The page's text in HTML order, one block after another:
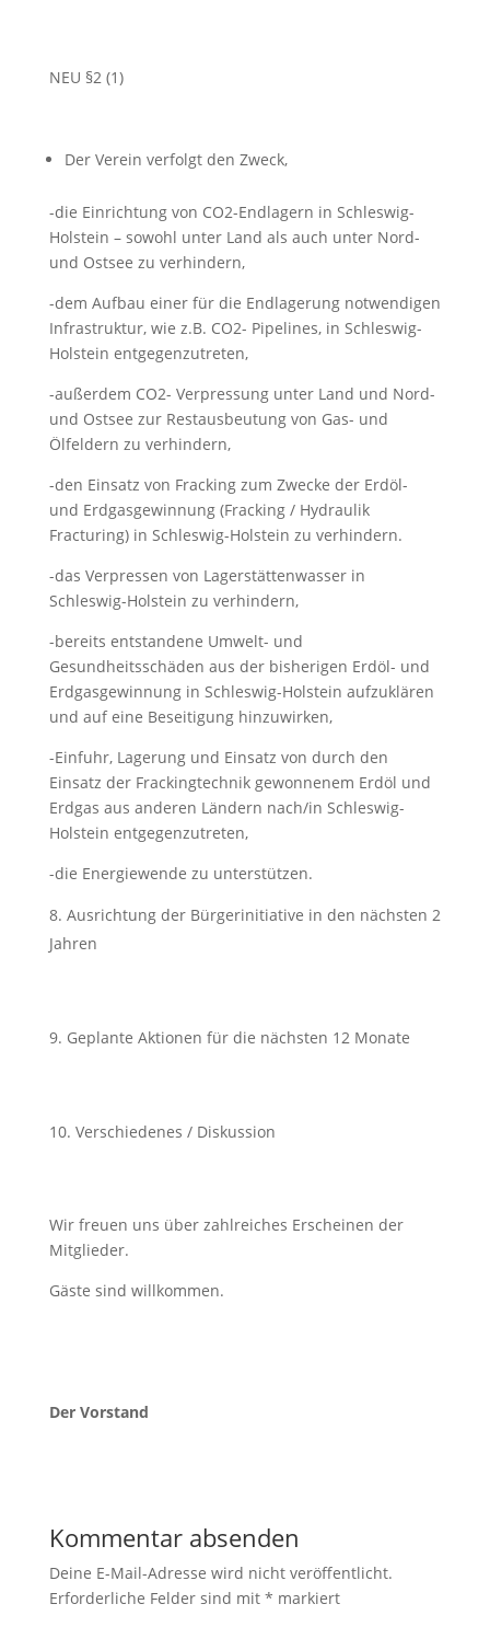
NEU §2 (1)
Der Verein verfolgt den Zweck,
-die Einrichtung von CO2-Endlagern in Schleswig-
Holstein – sowohl unter Land als auch unter Nord-
und Ostsee zu verhindern,
-dem Aufbau einer für die Endlagerung notwendigen
Infrastruktur, wie z.B. CO2- Pipelines, in Schleswig-
Holstein entgegenzutreten,
-außerdem CO2- Verpressung unter Land und Nord-
und Ostsee zur Restausbeutung von Gas- und
Ölfeldern zu verhindern,
-den Einsatz von Fracking zum Zwecke der Erdöl-
und Erdgasgewinnung (Fracking / Hydraulik
Fracturing) in Schleswig-Holstein zu verhindern.
-das Verpressen von Lagerstättenwasser in
Schleswig-Holstein zu verhindern,
-bereits entstandene Umwelt- und
Gesundheitsschäden aus der bisherigen Erdöl- und
Erdgasgewinnung in Schleswig-Holstein aufzuklären
und auf eine Beseitigung hinzuwirken,
-Einfuhr, Lagerung und Einsatz von durch den
Einsatz der Frackingtechnik gewonnenem Erdöl und
Erdgas aus anderen Ländern nach/in Schleswig-
Holstein entgegenzutreten,
-die Energiewende zu unterstützen.
Ausrichtung der Bürgerinitiative in den nächsten 2
Jahren
Geplante Aktionen für die nächsten 12 Monate
Verschiedenes / Diskussion
Wir freuen uns über zahlreiches Erscheinen der
Mitglieder.
Gäste sind willkommen.
Der Vorstand
Kommentar absenden
Deine E-Mail-Adresse wird nicht veröffentlicht.
Erforderliche Felder sind mit * markiert